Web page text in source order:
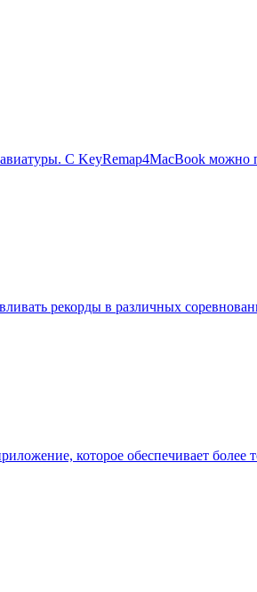
С KeyRemap4MacBook
рекорды в различных
которое обеспечивает